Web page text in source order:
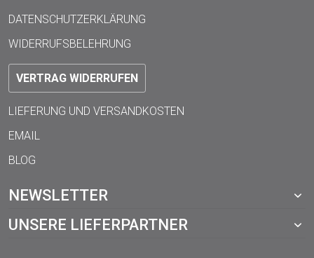
DATENSCHUTZERKLÄRUNG
WIDERRUFSBELEHRUNG
VERTRAG WIDERRUFEN
LIEFERUNG UND VERSANDKOSTEN
EMAIL
BLOG
NEWSLETTER
UNSERE LIEFERPARTNER